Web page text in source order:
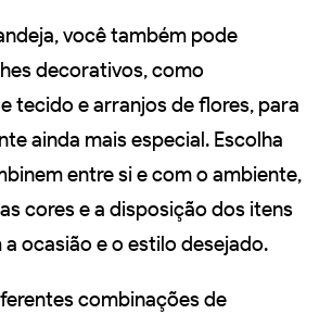
você também pode
decorativos, como
tecido e arranjos de flores, para
ainda mais especial. Escolha
entre si e com o ambiente,
cores e a disposição dos itens
ocasião e o estilo desejado.
combinações de